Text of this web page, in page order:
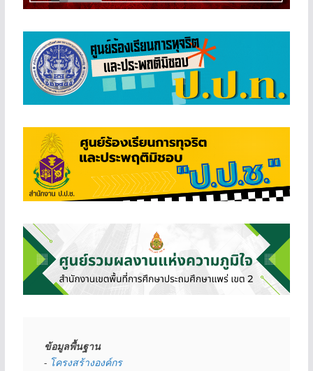
ข้อมูลพื้นฐาน
- โครงสร้างองค์กร